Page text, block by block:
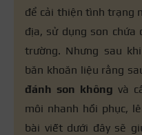
dung
nghiệm
xăm của
đảm bảo
người học.
để cải thiện tình trạng
địa, sử dụng son chứa
trường. Nhưng sau
băn khoăn liệu rằng
đánh son không và
môi nhanh hồi phục,
bài viết dưới đây sẽ